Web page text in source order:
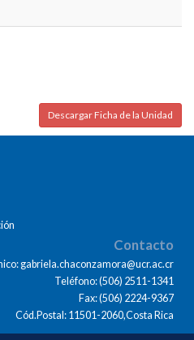
Descargar Ficha de la Unidad
Contacto
gabriela.chaconzamora@ucr.ac.cr
Teléfono: (506) 2511-1341
Fax: (506) 2224-9367
Cód.Postal: 11501-2060,Costa Rica